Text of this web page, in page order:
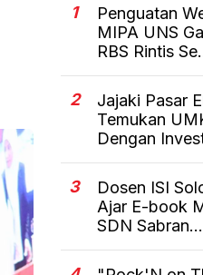
1
Penguatan
MIPA UNS
RBS Rintis
2
Jajaki Pasar
Temukan
Dengan
3
Dosen ISI
Ajar E-book
SDN Sabran...